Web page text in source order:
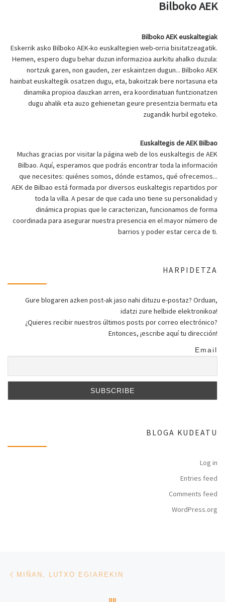
Bilboko AEK
Bilboko AEK euskaltegiak
Eskerrik asko Bilboko AEK-ko euskaltegien web-orria bisitatzeagatik.
Hemen, espero dugu behar duzun informazioa aurkitu ahalko duzula:
nortzuk garen, non gauden, zer eskaintzen dugun... Bilboko AEK
hainbat euskaltegik osatzen dugu, eta, bakoitzak bere nortasuna eta
dinamika propioa dauzkan arren, era koordinatuan funtzionatzen
dugu ahalik eta auzo gehienetan geure presentzia bermatu eta
zugandik hurbil egoteko.
Euskaltegis de AEK Bilbao
Muchas gracias por visitar la página web de los euskaltegis de AEK
Bilbao. Aquí, esperamos que podrás encontrar toda la información
que necesites: quiénes somos, dónde estamos, qué ofrecemos...
AEK de Bilbao está formada por diversos euskaltegis repartidos por
toda la villa. A pesar de que cada uno tiene su personalidad y
dinámica propias que le caracterizan, funcionamos de forma
coordinada para asegurar nuestra presencia en el mayor número de
barrios y poder estar cerca de ti.
HARPIDETZA
Gure blogaren azken post-ak jaso nahi dituzu e-postaz? Orduan,
idatzi zure helbide elektronikoa!
¿Quieres recibir nuestros últimos posts por correo electrónico?
Entonces, ¡escribe aquí tu dirección!
Email
BLOGA KUDEATU
Log in
Entries feed
Comments feed
WordPress.org
Post navigation
MIÑAN, LUTXO EGIAREKIN